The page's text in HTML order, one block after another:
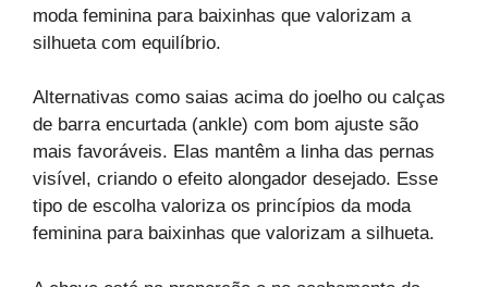
moda feminina para baixinhas que valorizam a
silhueta com equilíbrio.
Alternativas como saias acima do joelho ou calças
de barra encurtada (ankle) com bom ajuste são
mais favoráveis. Elas mantêm a linha das pernas
visível, criando o efeito alongador desejado. Esse
tipo de escolha valoriza os princípios da moda
feminina para baixinhas que valorizam a silhueta.